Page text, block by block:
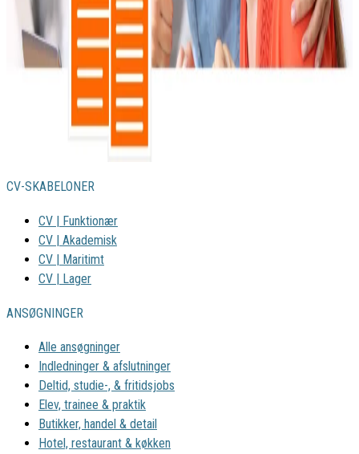
CV-SKABELONER
CV | Funktionær
CV | Akademisk
CV | Maritimt
CV | Lager
ANSØGNINGER
Alle ansøgninger
Indledninger & afslutninger
Deltid, studie-, & fritidsjobs
Elev, trainee & praktik
Butikker, handel & detail
Hotel, restaurant & køkken